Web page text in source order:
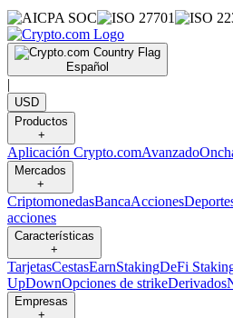
Español
|
USD
Productos
+
Aplicación Crypto.comAvanzado
Mercados
+
CriptomonedasBancaAcciones
acciones
Características
+
TarjetasCestasEarnStakingDeFi
UpDownOpciones de strikeDerivados
Empresas
+